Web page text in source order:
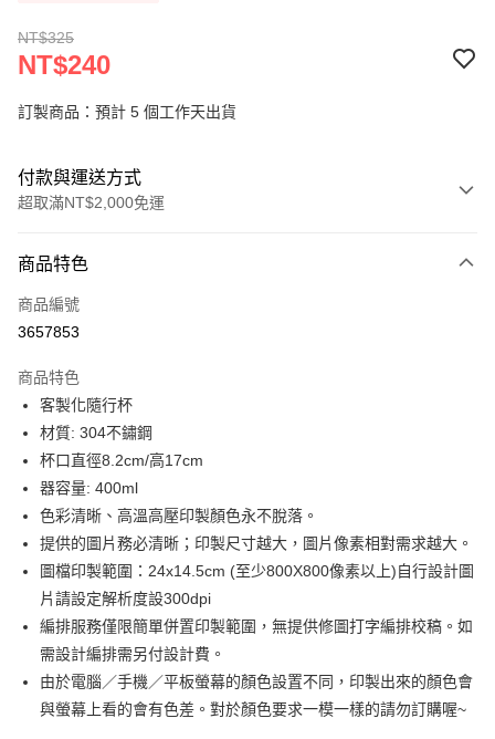
NT$325
NT$240
訂製商品：預計 5 個工作天出貨
付款與運送方式
超取滿NT$2,000免運
信用卡一次付款
超商取貨付款
Apple Pay
街口支付
悠遊付
全盈+PAY
AFTEE先享後付
相關說明
【關於「AFTEE先享後付」】
AFTEE先享後付是「在收到商品之後才付款」的支付方式。 讓您購物簡單
便利好安心！
１．簡單：不需註冊會員、不需綁卡、不需儲值。
３．安心：先確認商品／服務後，再付款。
ATM付款
運送方式
全家付款取貨
商品特色
商品編號
3657853
商品特色
客製化隨行杯
材質: 304不鏽鋼
杯口直徑8.2cm/高17cm
器容量: 400ml
色彩清晰、高溫高壓印製顏色永不脫落。
提供的圖片務必清晰；印製尺寸越大，圖片像素相對需求越大。
圖檔印製範圍：24x14.5cm (至少800X800像素以上)自行設計圖
片請設定解析度設300dpi
編排服務僅限簡單併置印製範圍，無提供修圖打字編排校稿。如
需設計編排需另付設計費。
由於電腦／手機／平板螢幕的顏色設置不同，印製出來的顏色會
與螢幕上看的會有色差。對於顏色要求一模一樣的請勿訂購喔~